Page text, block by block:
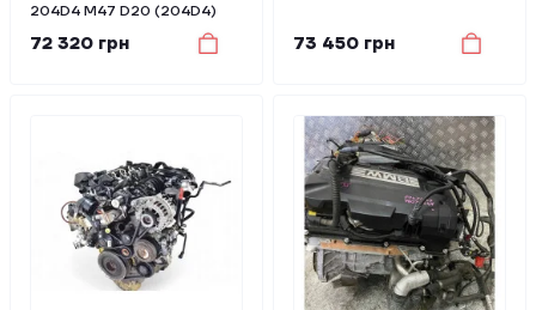
204D4 M47 D20 (204D4)
72 320 грн 73 450 грн